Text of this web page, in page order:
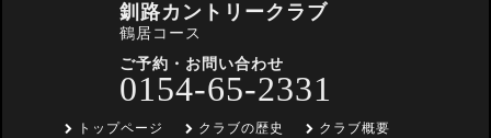
釧路カントリークラブ
鶴居コース
ご予約・お問い合わせ
0154-65-2331
トップページ
クラブの歴史
クラブ概要